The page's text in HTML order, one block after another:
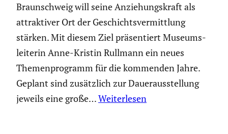
Braun­schweig will seine Anzie­hungs­kraft als
attrak­tiver Ort der Geschichts­ver­mitt­lung
stärken. Mit diesem Ziel präsen­tiert Museums­
lei­terin Anne-Kristin Rullmann ein neues
Themen­pro­gramm für die kommenden Jahre.
Geplant sind zusätz­lich zur Dauer­aus­stel­lung
jeweils eine große…Weiterlesen